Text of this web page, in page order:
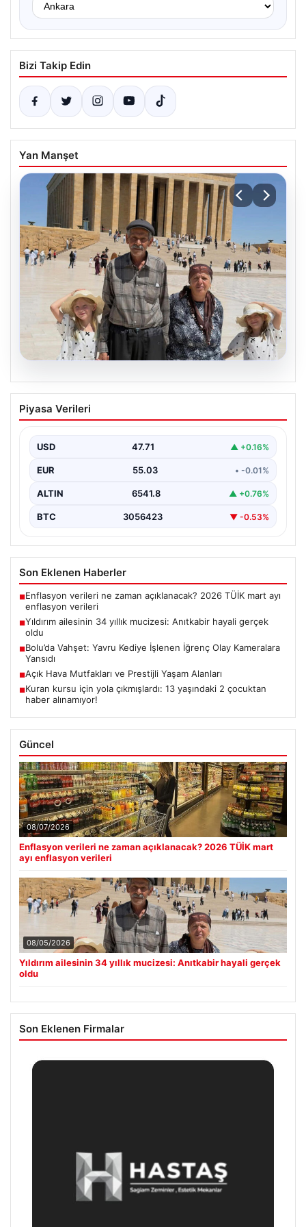
Bizi Takip Edin
Yan Manşet
05.08.2026
Yıldırım ailesinin 34 yıllık mucizesi:
Anıtkabir hayali gerçek oldu
Zeynep Yıldırım (59), tam 34 yıl boyunca…
Piyasa Verileri
USD 47.71 ▲ +0.16%
EUR 55.03 • -0.01%
ALTIN 6541.8 ▲ +0.76%
BTC 3056423 ▼ -0.53%
Son Eklenen Haberler
■Enflasyon verileri ne zaman açıklanacak? 2026 TÜİK mart ayı
enflasyon verileri
■Yıldırım ailesinin 34 yıllık mucizesi: Anıtkabir hayali gerçek
oldu
■Bolu’da Vahşet: Yavru Kediye İşlenen İğrenç Olay Kameralara
Yansıdı
■Açık Hava Mutfakları ve Prestijli Yaşam Alanları
■Kuran kursu için yola çıkmışlardı: 13 yaşındaki 2 çocuktan
haber alınamıyor!
Güncel
08/07/2026
Enflasyon verileri ne zaman açıklanacak? 2026 TÜİK mart
ayı enflasyon verileri
08/05/2026
Yıldırım ailesinin 34 yıllık mucizesi: Anıtkabir hayali gerçek
oldu
Son Eklenen Firmalar